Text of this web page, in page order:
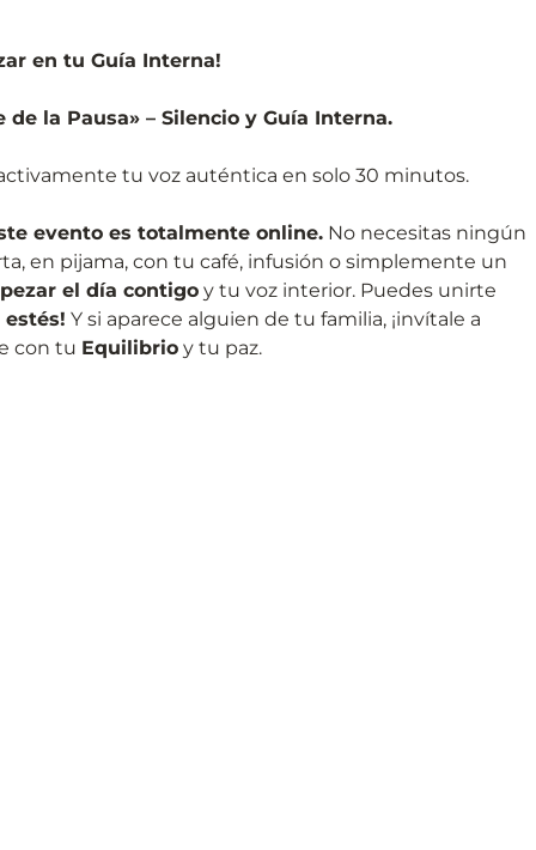
en tu Guía Interna!
la Pausa» – Silencio y Guía Interna.
tu voz auténtica en solo 30 minutos.
evento es totalmente online. No necesitas ningún
en pijama, con tu café, infusión o simplemente un
el día contigo y tu voz interior. Puedes unirte
estés! Y si aparece alguien de tu familia, ¡invítale a
con tu Equilibrio y tu paz.